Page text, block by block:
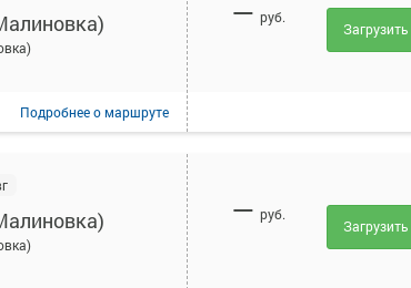
Подробнеео маршруте
— руб.
— руб.